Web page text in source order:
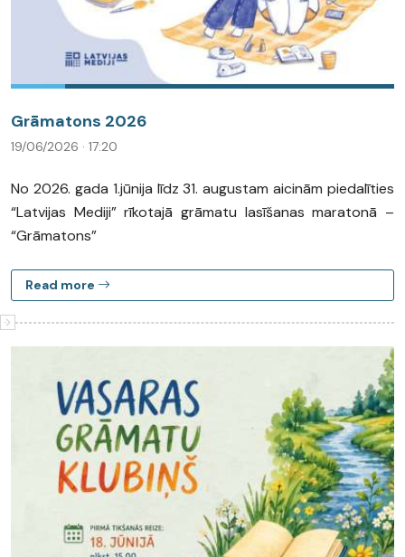
Grāmatons 2026
19/06/2026 · 17:20
No 2026. gada 1.jūnija līdz 31. augustam aicinām piedalīties
“Latvijas Mediji” rīkotajā grāmatu lasīšanas maratonā –
“Grāmatons”
Read more